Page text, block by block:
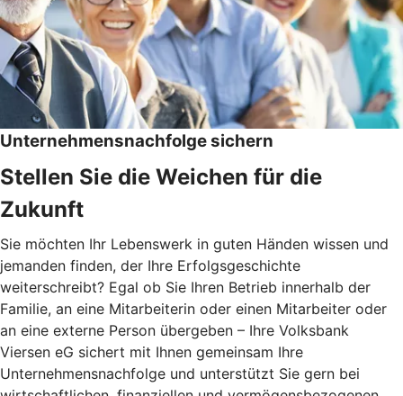
Unternehmensnachfolge sichern
Stellen Sie die Weichen für die
Zukunft
Sie möchten Ihr Lebenswerk in guten Händen wissen und
jemanden finden, der Ihre Erfolgsgeschichte
weiterschreibt? Egal ob Sie Ihren Betrieb innerhalb der
Familie, an eine Mitarbeiterin oder einen Mitarbeiter oder
an eine externe Person übergeben – Ihre Volksbank
Viersen eG sichert mit Ihnen gemeinsam Ihre
Unternehmensnachfolge und unterstützt Sie gern bei